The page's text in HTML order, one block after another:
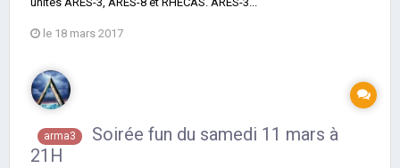
le 18 mars 2017
arma3
Soirée fun du samedi 11 mars à
21H